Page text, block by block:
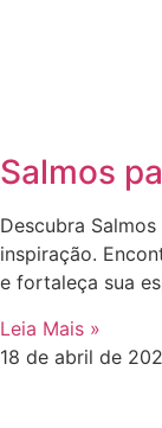
Salmos
Descubra
inspiração.
e fortaleça sua
Leia Mais »
18 de abril de